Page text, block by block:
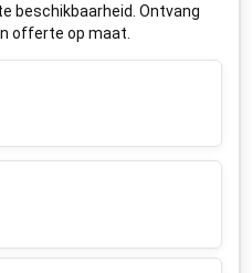
beschikbaarheid. Ontvang
offerte op maat.